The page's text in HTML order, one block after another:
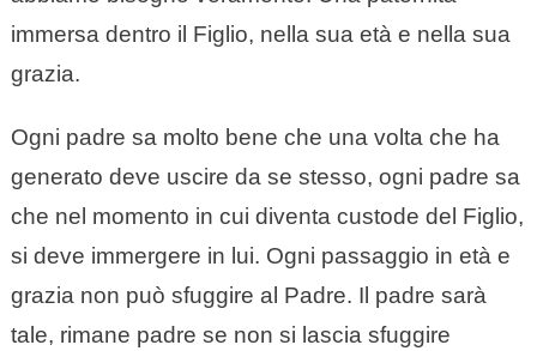
immersa dentro il Figlio, nella sua età e nella sua
grazia.
Ogni padre sa molto bene che una volta che ha
generato deve uscire da se stesso, ogni padre sa
che nel momento in cui diventa custode del Figlio,
si deve immergere in lui. Ogni passaggio in età e
grazia non può sfuggire al Padre. Il padre sarà
tale, rimane padre se non si lascia sfuggire